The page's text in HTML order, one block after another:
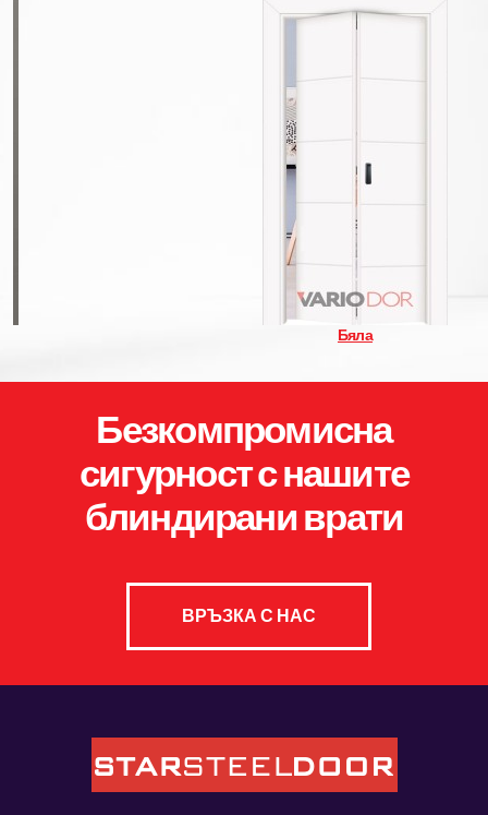
Безкомпромисна
сигурност с нашите
блиндирани врати
ВРЪЗКА С НАС